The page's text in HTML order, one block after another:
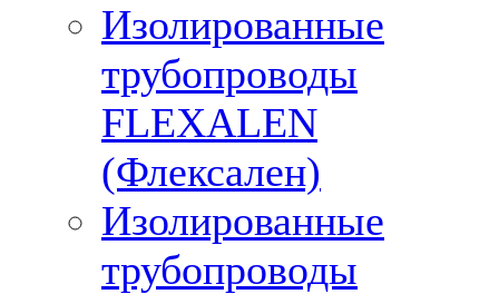
Изолированные
трубопроводы
FLEXALEN
(Флексален)
Изолированные
трубопроводы